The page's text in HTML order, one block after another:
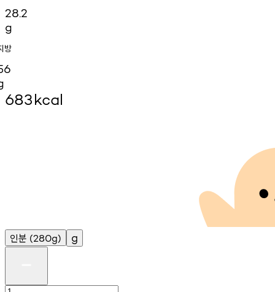
28.2
g
방
683kcal
인분 (280g) g